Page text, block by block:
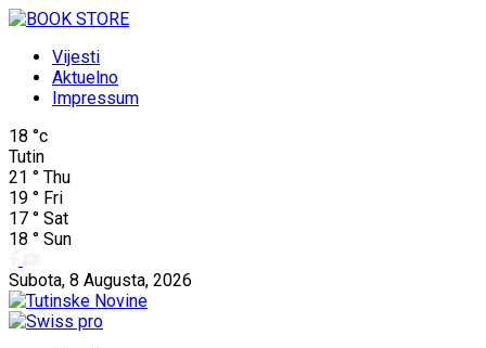
Vijesti
Aktuelno
Impressum
18 °c
Tutin
21 ° Thu
19 ° Fri
17 ° Sat
18 ° Sun
Subota, 8 Augusta, 2026